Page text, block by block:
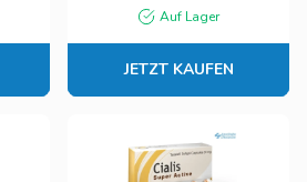
Auf Lager
JETZT KAUFEN